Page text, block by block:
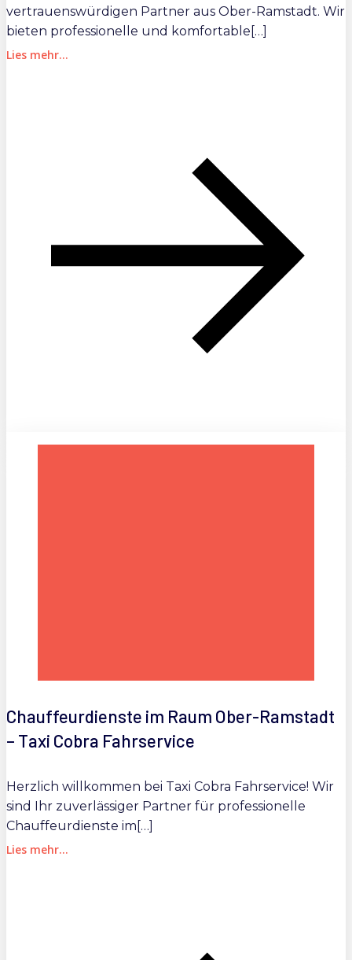
vertrauenswürdigen Partner aus Ober-Ramstadt. Wir
bieten professionelle und komfortable[…]
Lies mehr...
Chauffeurdienste im Raum Ober-Ramstadt
– Taxi Cobra Fahrservice
Herzlich willkommen bei Taxi Cobra Fahrservice! Wir
sind Ihr zuverlässiger Partner für professionelle
Chauffeurdienste im[…]
Lies mehr...